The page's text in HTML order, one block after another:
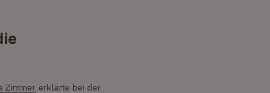
Zimmer erklärte bei der